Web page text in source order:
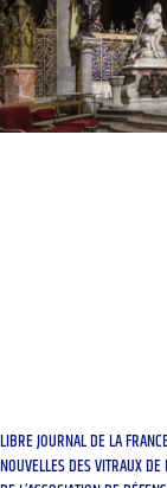
LIBRE JOURNAL DE LA
NOUVELLES DES VITRAUX